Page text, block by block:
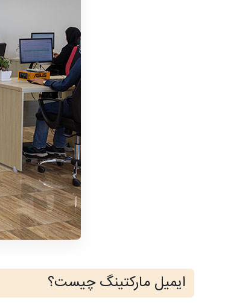
ایمیل مارکتینگ چیست؟